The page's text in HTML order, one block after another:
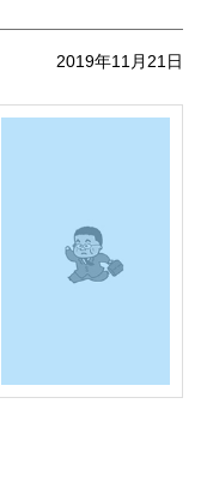
2019年11月21日